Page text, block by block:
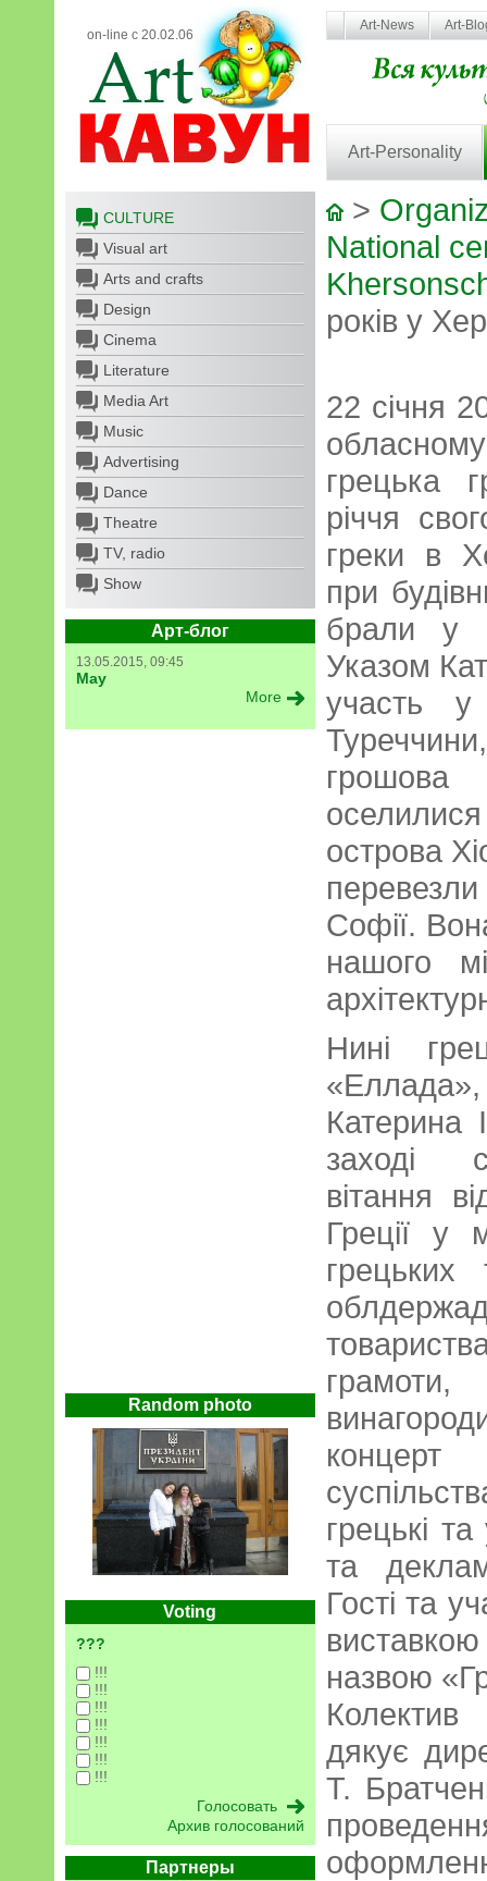
on-line с 20.02.06
Art-News Art-
Art-Personality
CULTURE
Visual art
Arts and crafts
Design
Cinema
Literature
Media Art
Music
Advertising
Dance
Theatre
TV, radio
Show
Арт-блог
13.05.2015, 09:45
May
More
Random photo
Voting
???
!!!
!!!
!!!
!!!
!!!
!!!
!!!
Архив голосований
Партнеры
>
National
років у
22 січня
грецька
річчя
греки в
при
брали у
Указом
участь у
острова
Софії.
нашого
Нині
Катерина
заході
вітання
Греції у
грецьких
грецькі та
та
Гості та
виставкою
назвою
Колектив
дякує
Т.